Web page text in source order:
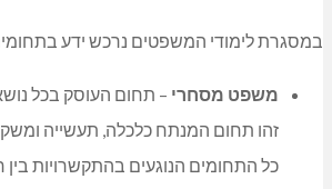
במסגרת לימודי המשפטים נרכש ידע
משפט מסחרי – תחום העוסק בכל
זהו תחום המנתח כלכלה, תעשייה
כל התחומים הנוגעים בהתקשרויות בין